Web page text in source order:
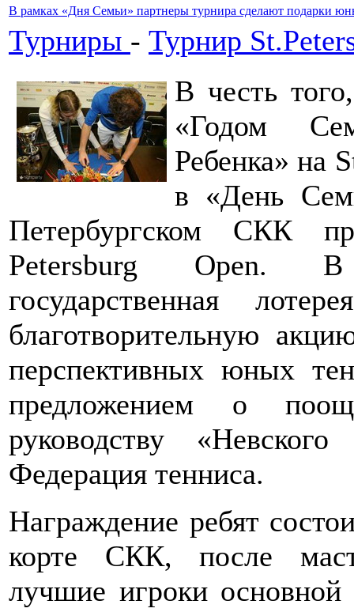
В рамках «Дня Семьи» партнеры турнира сделают подарки
Турниры - Турнир
В честь
«Годом
Ребенка» на
в «День
Петербургском СКК
Petersburg Open. В
государственная
благотворительную
перспективных юных
предложением о
руководству
Федерация тенниса.
Награждение ребят
корте СКК, после
лучшие игроки